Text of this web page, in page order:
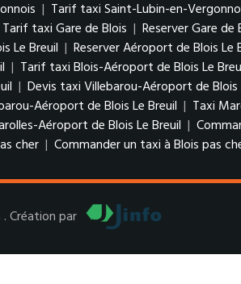
| Tarif taxi Saint-Lubin-en-
Tarif taxi Gare de Blois | Reserver Gare de
Le Breuil | Reserver Aéroport de Blois Le
| Tarif taxi Blois-Aéroport de Blois Le
| Devis taxi Villebarou-Aéroport de Blois
Aéroport de Blois Le Breuil | Taxi
Aéroport de Blois Le Breuil |
cher | Commander un taxi à Blois pas
Création par